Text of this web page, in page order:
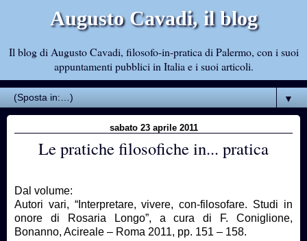
Augusto Cavadi, il blog
Il blog di Augusto Cavadi, filosofo-in-pratica di Palermo, con i suoi
appuntamenti pubblici in Italia e i suoi articoli.
▼
sabato 23 aprile 2011
Le pratiche filosofiche in... pratica
Dal volume:
Autori vari, “Interpretare, vivere, con-filosofare. Studi in
onore di Rosaria Longo”, a cura di F. Coniglione,
Bonanno, Acireale – Roma 2011, pp. 151 – 158.